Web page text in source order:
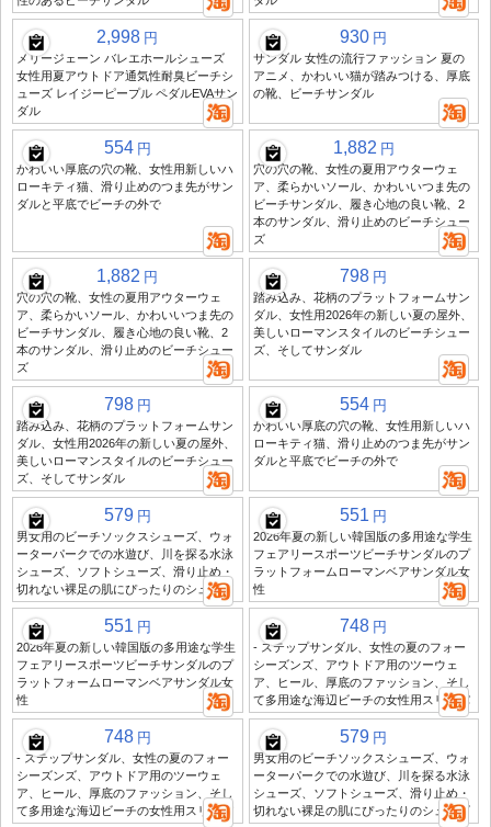
2,998 円
メリージェーン バレエホールシューズ
女性用夏アウトドア通気性耐臭ビーチシ
ューズ レイジーピープル ペダルEVAサン
ダル
930 円
サンダル 女性の流行ファッション 夏の
アニメ、かわいい猫が踏みつける、厚底
の靴、ビーチサンダル
554 円
かわいい厚底の穴の靴、女性用新しいハ
ローキティ猫、滑り止めのつま先がサン
ダルと平底でビーチの外で
1,882 円
穴の穴の靴、女性の夏用アウターウェ
ア、柔らかいソール、かわいいつま先の
ビーチサンダル、履き心地の良い靴、2
本のサンダル、滑り止めのビーチシュー
ズ
1,882 円
穴の穴の靴、女性の夏用アウターウェ
ア、柔らかいソール、かわいいつま先の
ビーチサンダル、履き心地の良い靴、2
本のサンダル、滑り止めのビーチシュー
ズ
798 円
踏み込み、花柄のプラットフォームサン
ダル、女性用2026年の新しい夏の屋外、
美しいローマンスタイルのビーチシュー
ズ、そしてサンダル
798 円
踏み込み、花柄のプラットフォームサン
ダル、女性用2026年の新しい夏の屋外、
美しいローマンスタイルのビーチシュー
ズ、そしてサンダル
554 円
かわいい厚底の穴の靴、女性用新しいハ
ローキティ猫、滑り止めのつま先がサン
ダルと平底でビーチの外で
579 円
男女用のビーチソックスシューズ、ウォ
ーターパークでの水遊び、川を探る水泳
シューズ、ソフトシューズ、滑り止め・
切れない裸足の肌にぴったりのシューズ
551 円
2026年夏の新しい韓国版の多用途な学生
フェアリースポーツビーチサンダルのプ
ラットフォームローマンベアサンダル女
性
551 円
2026年夏の新しい韓国版の多用途な学生
フェアリースポーツビーチサンダルのプ
ラットフォームローマンベアサンダル女
性
748 円
- ステップサンダル、女性の夏のフォー
シーズンズ、アウトドア用のツーウェ
ア、ヒール、厚底のファッション、そし
て多用途な海辺ビーチの女性用スリッパ
748 円
- ステップサンダル、女性の夏のフォー
シーズンズ、アウトドア用のツーウェ
ア、ヒール、厚底のファッション、そし
て多用途な海辺ビーチの女性用スリッパ
579 円
男女用のビーチソックスシューズ、ウォ
ーターパークでの水遊び、川を探る水泳
シューズ、ソフトシューズ、滑り止め・
切れない裸足の肌にぴったりのシューズ